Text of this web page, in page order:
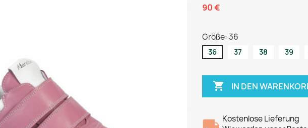
90 €
Größe: 36
36 37 38 39
 IN DEN
Kostenlose Lieferung